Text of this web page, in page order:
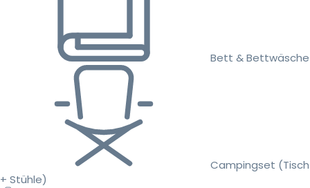
Bett & Bettwäsche
Campingset (Tisch
+ Stühle)